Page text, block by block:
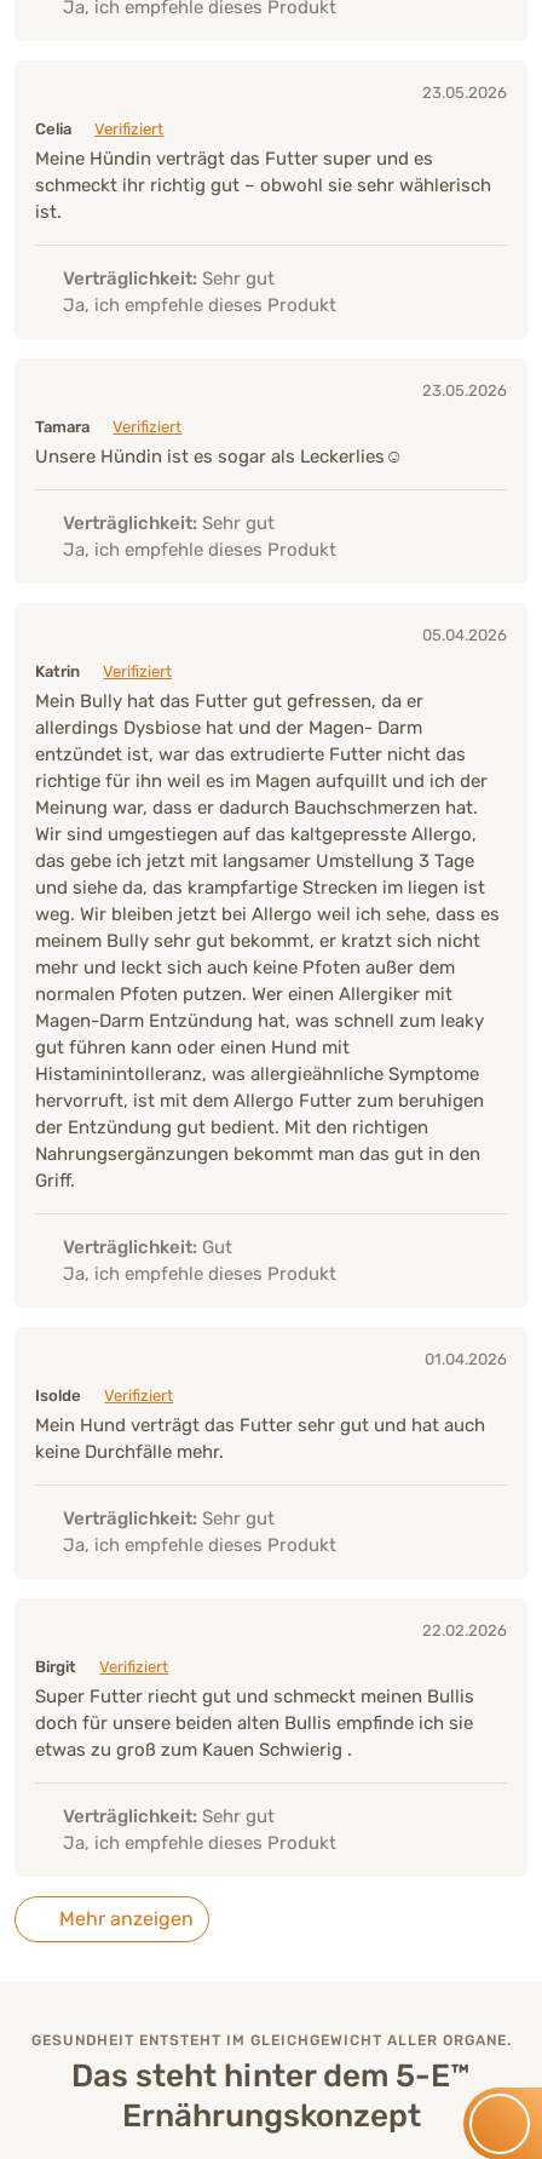
Ja, ich empfehle dieses Produkt
23.05.2026
Celia
Verifiziert
Meine Hündin verträgt das Futter super und es
schmeckt ihr richtig gut – obwohl sie sehr wählerisch
ist.
Verträglichkeit: Sehr gut
Ja, ich empfehle dieses Produkt
23.05.2026
Tamara
Verifiziert
Unsere Hündin ist es sogar als Leckerlies☺️
Verträglichkeit: Sehr gut
Ja, ich empfehle dieses Produkt
05.04.2026
Katrin
Verifiziert
Mein Bully hat das Futter gut gefressen, da er
allerdings Dysbiose hat und der Magen- Darm
entzündet ist, war das extrudierte Futter nicht das
richtige für ihn weil es im Magen aufquillt und ich der
Meinung war, dass er dadurch Bauchschmerzen hat.
Wir sind umgestiegen auf das kaltgepresste Allergo,
das gebe ich jetzt mit langsamer Umstellung 3 Tage
und siehe da, das krampfartige Strecken im liegen ist
weg. Wir bleiben jetzt bei Allergo weil ich sehe, dass es
meinem Bully sehr gut bekommt, er kratzt sich nicht
mehr und leckt sich auch keine Pfoten außer dem
normalen Pfoten putzen. Wer einen Allergiker mit
Magen-Darm Entzündung hat, was schnell zum leaky
gut führen kann oder einen Hund mit
Histaminintolleranz, was allergieähnliche Symptome
hervorruft, ist mit dem Allergo Futter zum beruhigen
der Entzündung gut bedient. Mit den richtigen
Nahrungsergänzungen bekommt man das gut in den
Griff.
Verträglichkeit: Gut
Ja, ich empfehle dieses Produkt
01.04.2026
Isolde
Verifiziert
Mein Hund verträgt das Futter sehr gut und hat auch
keine Durchfälle mehr.
Verträglichkeit: Sehr gut
Ja, ich empfehle dieses Produkt
22.02.2026
Birgit
Verifiziert
Super Futter riecht gut und schmeckt meinen Bullis
doch für unsere beiden alten Bullis empfinde ich sie
etwas zu groß zum Kauen Schwierig .
Verträglichkeit: Sehr gut
Ja, ich empfehle dieses Produkt
Mehr anzeigen
GESUNDHEIT ENTSTEHT IM GLEICHGEWICHT ALLER ORGANE.
Das steht hinter dem 5-E™
Ernährungskonzept